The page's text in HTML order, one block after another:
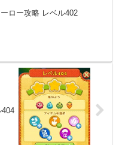
ロー攻略 レベル402